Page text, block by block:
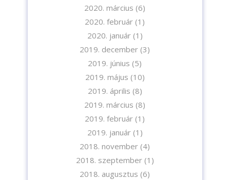
2020. március (6)
2020. február (1)
2020. január(1)
2019. december (3)
2019. június (5)
2019. május (10)
2019. április (8)
2019. március (8)
2019. február (1)
2019. január(1)
2018. november (4)
2018. szeptember(1)
2018. augusztus (6)
A feliratkozással elfogadja az adatvédelmi tájékoztatónkat. Elolvasom
Adatvédelmi tájékoztatót.